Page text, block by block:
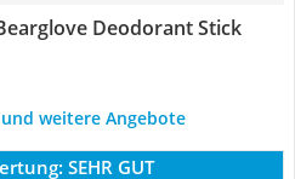
Deodorant Stick
weitere Angebote
SEHR GUT